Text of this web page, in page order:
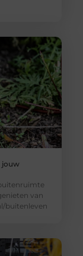
jouw
van
buitenleven